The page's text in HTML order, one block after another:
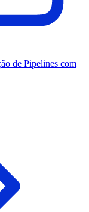
de Pipelines com